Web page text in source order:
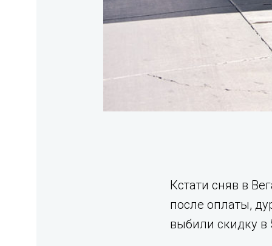
Кстати сняв в
после оплаты,
выбили скидку